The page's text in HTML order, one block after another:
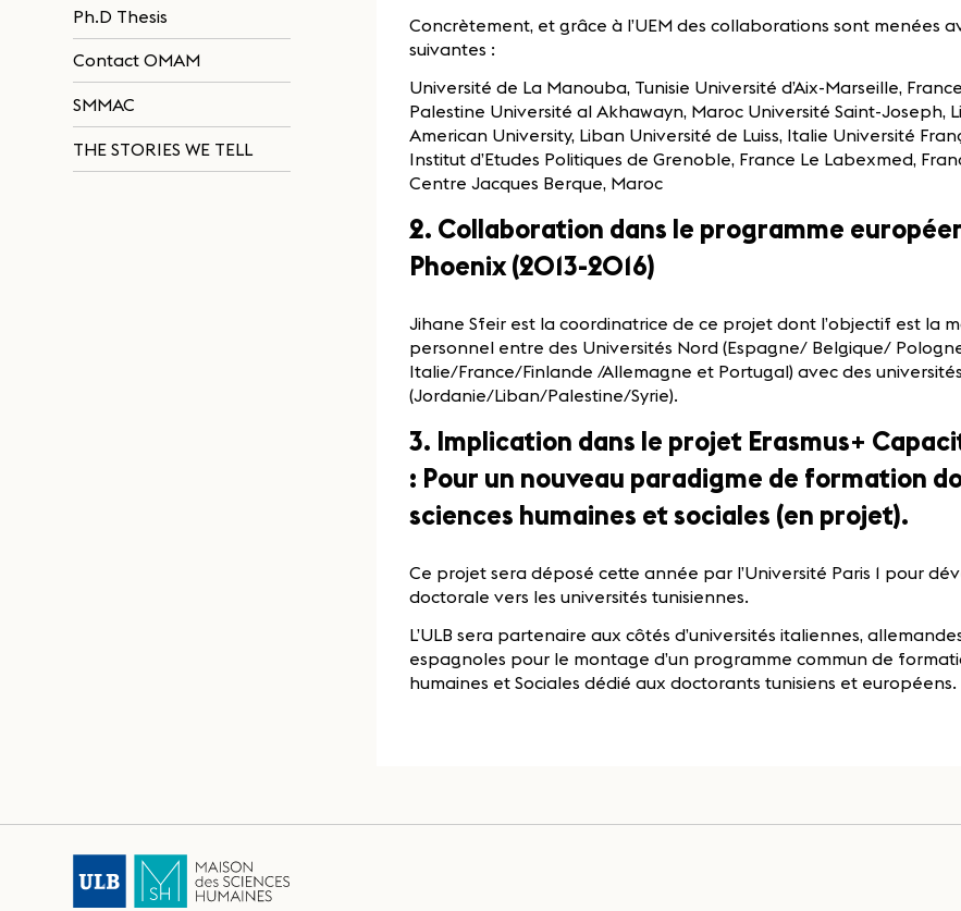
Ph.D Thesis
Contact OMAM
SMMAC
THE STORIES WE TELL
Concrètement, et grâce à l’UEM des collaborations sont menées
suivantes :
Université de La Manouba, Tunisie Université d’Aix-Marseille,
Palestine Université al Akhawayn, Maroc Université Saint-Joseph,
American University, Liban Université de Luiss, Italie Université
Institut d’Etudes Politiques de Grenoble, France Le Labexmed,
Centre Jacques Berque, Maroc
2. Collaboration dans le programme
Phoenix (2013-2016)
Jihane Sfeir est la coordinatrice de ce projet dont l’objectif est la
personnel entre des Universités Nord (Espagne/ Belgique/
Italie/France/Finlande /Allemagne et Portugal) avec des
(Jordanie/Liban/Palestine/Syrie).
3. Implication dans le projet Erasmus+
: Pour un nouveau paradigme de formation
sciences humaines et sociales (en projet).
Ce projet sera déposé cette année par l’Université Paris 1 pour
doctorale vers les universités tunisiennes.
L’ULB sera partenaire aux côtés d’universités italiennes,
espagnoles pour le montage d’un programme commun de
humaines et Sociales dédié aux doctorants tunisiens et européens.